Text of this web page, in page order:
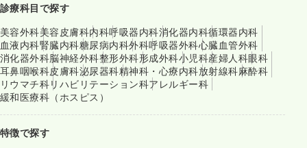
診療科目で探す
美容外科美容皮膚科内科呼吸器内科消化器内科循環器内科
血液内科腎臓内科糖尿病内科外科呼吸器外科心臓血管外科
消化器外科脳神経外科整形外科形成外科小児科産婦人科眼科
耳鼻咽喉科皮膚科泌尿器科精神科・心療内科放射線科麻酔科
リウマチ科リハビリテーション科アレルギー科
緩和医療科（ホスピス）
特徴で探す